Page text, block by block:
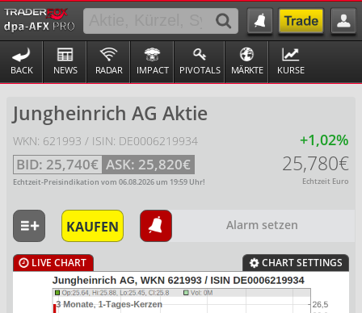
BACK NEWS RADAR IMPACT PIVOTALS MÄRKTE KURSE
Jungheinrich AG Aktie
WKN: 621993 / ISIN: DE0006219934
BID: 25,740€ ASK: 25,820€
Echtzeit-Preisindikation vom 06.08.2026um 19:59 Uhr!
+1,02%
25,780€
Echtzeit Euro
KAUFEN Alarm setzen
LIVE CHART CHART SETTINGS